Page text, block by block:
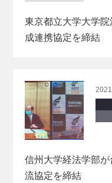
東京都立大学大学
成連携協定を締結
信州大学経法学部
流協定を締結